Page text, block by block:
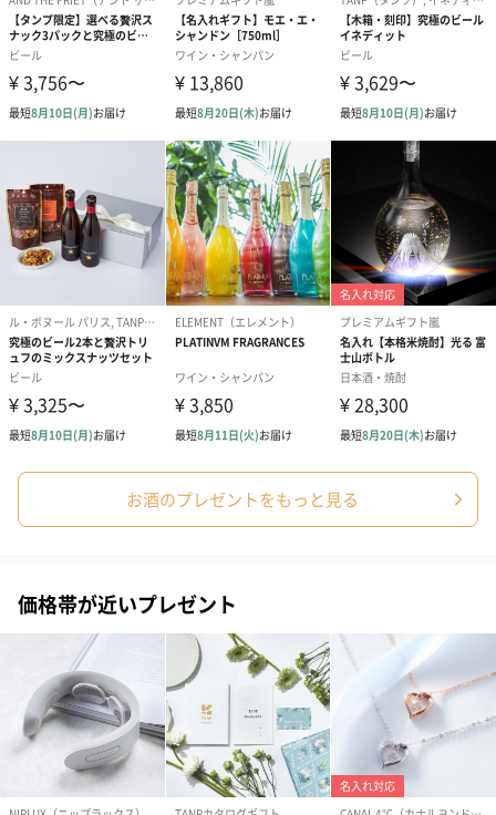
シーズンブーケ（ひま
わり）（1,880円）
ブーケ（ホワイトグリ
ーン）（1,650円）
ブーケ（ピン
（1,650円）
ドライフラワー・プリザーブドフラワー
自然のお花で作ったドライフラワー・プリザーブドフラワーを同
梱します。
一部花材が写真と異なる場合がございます。予めご了承くださ
い。パッケージに入れてお届けします。
プリザーブドフラワー
プリザーブドフラワー
アミュレット
ぬいぐるみ
愛らしいぬいぐるみを同梱してお届けします。
誕生日・記念日・出産祝いなどのシーンにおすすめです。
お酒のプレゼントをもっと見る
価格帯が近いプレゼント